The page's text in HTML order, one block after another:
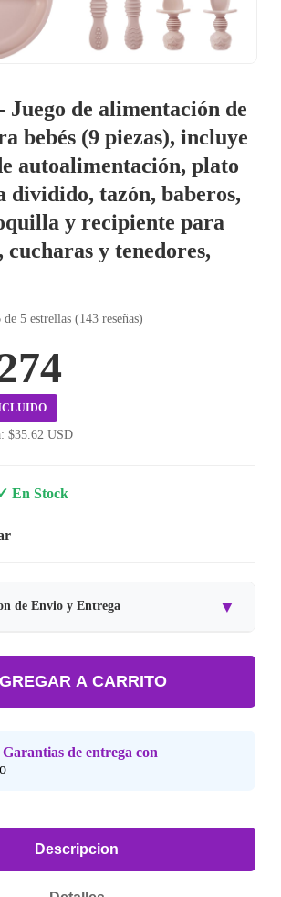
Juego de alimentación de
bebés (9 piezas), incluye
autoalimentación, plato
dividido, tazón, baberos,
y recipiente para
y tenedores,
de 5 estrellas (143 reseñas)
$35.62 USD
En Stock
de Envio y Entrega ▼
Producto Importado.
entrega:Estimado de 7 a 15 dias habiles.
Politica de Devoluciones.
A CARRITO
Garantias de entrega con
Descripcion